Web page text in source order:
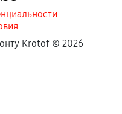
Krotof © 2026